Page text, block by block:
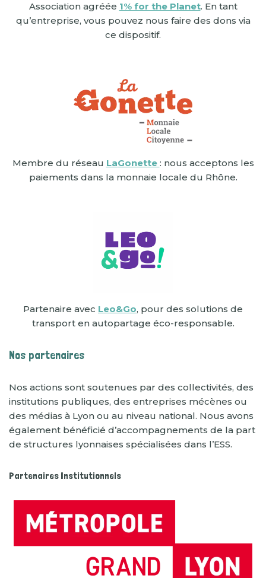
Association agréée 1% for the Planet. En tant
qu’entreprise, vous pouvez nous faire des dons via
ce dispositif.
Membre du réseau LaGonette : nous acceptons les
paiements dans la monnaie locale du Rhône.
Partenaire avec Leo&Go, pour des solutions de
transport en autopartage éco-responsable.
Nos partenaires
Nos actions sont soutenues par des collectivités, des
institutions publiques, des entreprises mécènes ou
des médias à Lyon ou au niveau national. Nous avons
également bénéficié d’accompagnements de la part
de structures lyonnaises spécialisées dans l’ESS.
Partenaires Institutionnels